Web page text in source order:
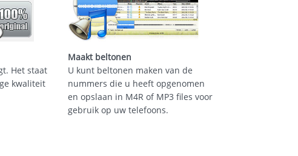
Het staat
kwaliteit
Maakt beltonen
U kunt beltonen maken van de
nummers die u heeft opgenomen
en opslaan in M4R of MP3 files voor
gebruik op uw telefoons.